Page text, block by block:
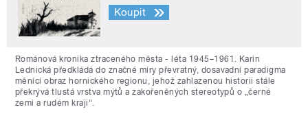
Koupit
Románová kronika ztraceného města - léta 1945–1961. Karin
Lednická předkládá do značné míry převratný, dosavadní paradigma
měnící obraz hornického regionu, jehož zahlazenou historii stále
překrývá tlustá vrstva mýtů a zakořeněných stereotypů o „černé
zemi a rudém kraji“.